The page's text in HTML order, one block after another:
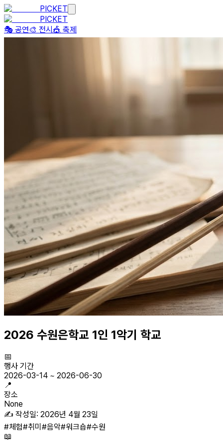
PICKET
PICKET
🎭 공연🎨 전시 🎪 축제
2026 수원은학교 1인 1악기 학교
📅
행사 기간
2026-03-14 ~ 2026-06-30
📍
장소
None
✍️ 작성일: 2026년 4월 23일
#체험#취미 #음악#워크숍#수원
📖